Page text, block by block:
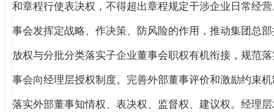
和章程行使表决权，不得超出章程规定干涉企业日常经
事会发挥定战略、作决策、防风险的作用，推动集团总
放权与分批分类落实子企业董事会职权有机衔接，规范
事会向经理层授权制度。完善外部董事评价和激励约束
落实外部董事知情权、表决权、监督权、建议权。经理